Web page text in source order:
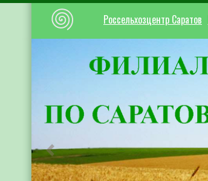
Россельхозцентр Саратов
Предыдущий